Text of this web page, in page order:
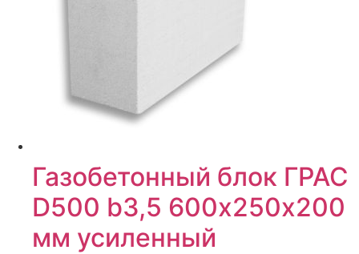
Газобетонный блок ГРАС
D500 b3,5 600х250х200
мм усиленный